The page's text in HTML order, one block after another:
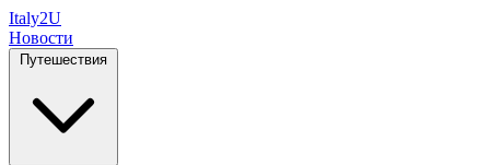
Italy2U
Новости
Путешествия